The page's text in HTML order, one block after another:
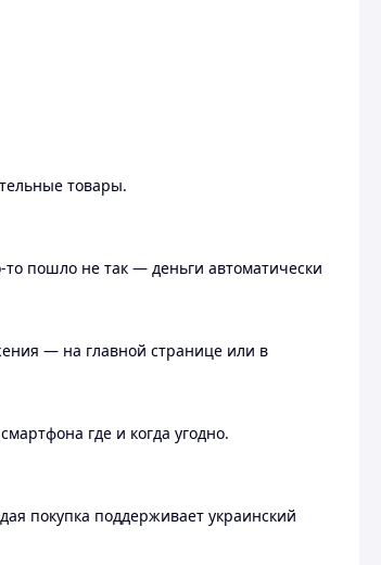
товары.
то пошло не так — деньги автоматически
— на главной странице или в
где и когда угодно.
покупка поддерживает украинский